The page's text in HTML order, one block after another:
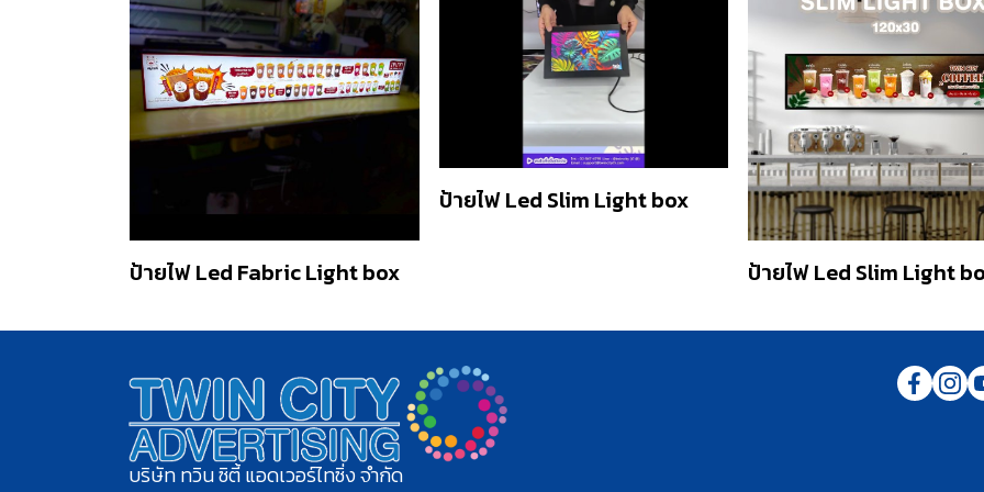
ป้ายไฟ Led Fabric Light box
ป้ายไฟ Led Slim Light box
ป้ายไฟ Led Slim Light
บริษัท ทวิน ซิตี้ แอดเวอร์ไทซิ่ง จำกัด